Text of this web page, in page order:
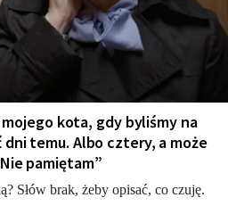
mojego kota, gdy byliśmy na
dni temu. Albo cztery, a może
pamiętam”
Słów brak, żeby opisać, co czuję.